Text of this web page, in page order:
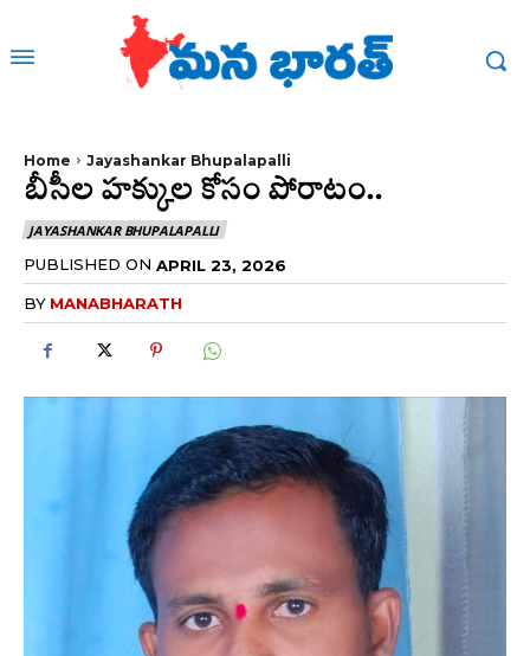
Home Jayashankar Bhupalapalli
బీసీల హక్కుల కోసం పోరాటం..
JAYASHANKAR BHUPALAPALLI
PUBLISHED ON APRIL 23, 2026
BY MANABHARATH